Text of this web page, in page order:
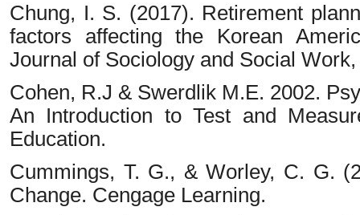
Chung, I. S. (2017). Retirement
factors affecting the Korean
Journal of Sociology and Social
Cohen, R.J & Swerdlik M.E. 2002.
An Introduction to Test and
Education.
Cummings, T. G., & Worley, C. G.
Change. Cengage Learning.